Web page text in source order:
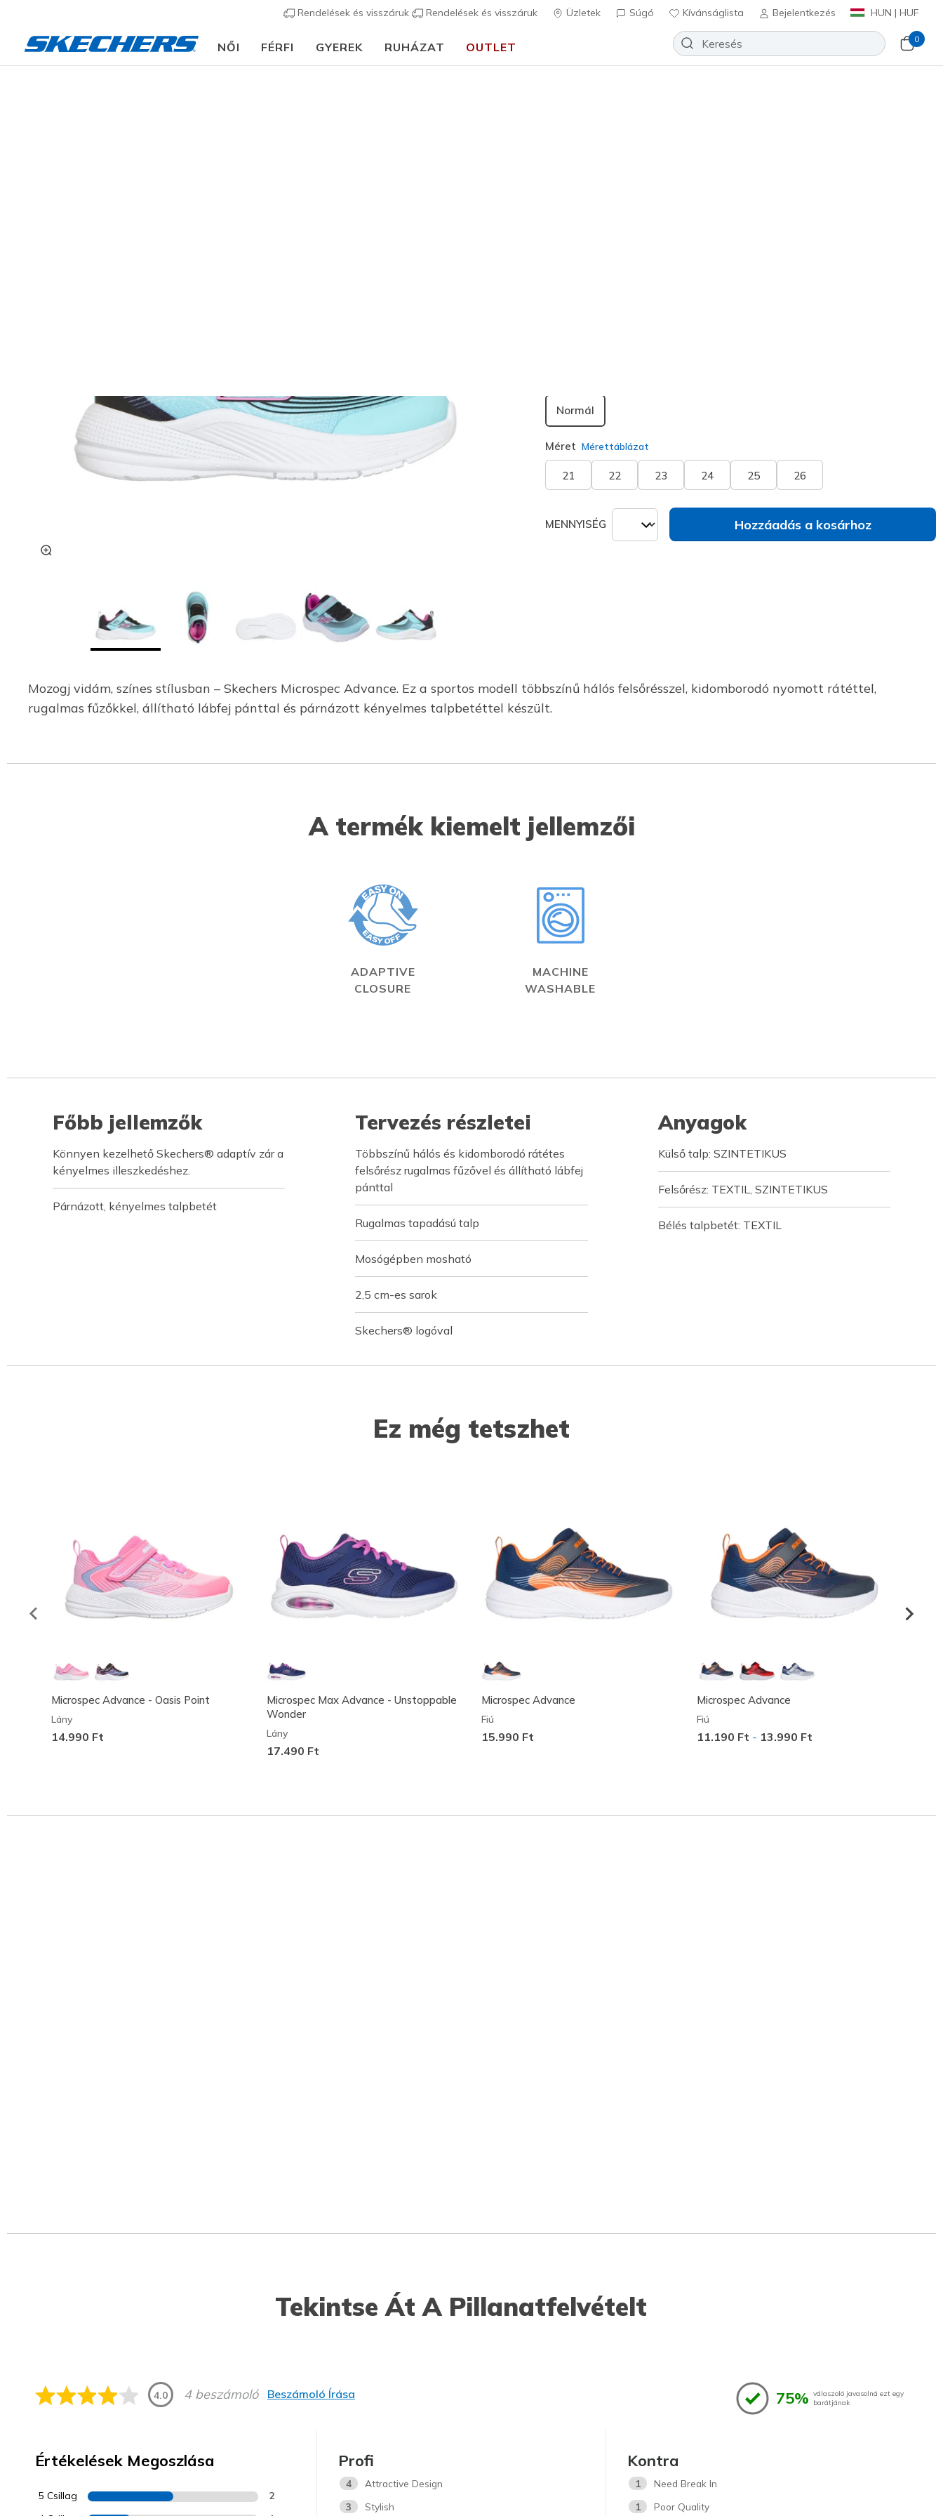
Rendelések és visszáruk Rendelések és visszáruk Üzletek Súgó Kívánságlista Bejelentkezés HUN | HUF
NŐI FÉRFI GYEREK RUHÁZAT OUTLET
0
Normál
Méret Mérettáblázat
21 22 23 24 25 26
MENNYISÉG Hozzáadás a kosárhoz
Mozogj vidám, színes stílusban – Skechers Microspec Advance. Ez a sportos modell többszínű hálós felsőrésszel, kidomborodó nyomott rátéttel,
rugalmas fűzőkkel, állítható lábfej pánttal és párnázott kényelmes talpbetéttel készült.
A termék kiemelt jellemzői
ADAPTIVE
CLOSURE
MACHINE
WASHABLE
Főbb jellemzők
Könnyen kezelhető Skechers® adaptív zár a
kényelmes illeszkedéshez.
Párnázott, kényelmes talpbetét
Tervezés részletei
Többszínű hálós és kidomborodó rátétes
felsőrész rugalmas fűzővel és állítható lábfej
pánttal
Rugalmas tapadású talp
Mosógépben mosható
2,5 cm-es sarok
Skechers® logóval
Anyagok
Külső talp: SZINTETIKUS
Felsőrész: TEXTIL, SZINTETIKUS
Bélés talpbetét: TEXTIL
Ez még tetszhet
Microspec Advance - Oasis Point
Lány
14.990 Ft
Microspec Max Advance - Unstoppable
Wonder
Lány
17.490 Ft
Microspec Advance
Fiú
15.990 Ft
Microspec Advance
Fiú
11.190 Ft - 13.990 Ft
Tekintse Át A Pillanatfelvételt
4.0 4 beszámoló Beszámoló Írása 75% válaszoló javasolná ezt egy
barátjának
Értékelések Megoszlása
5 Csillag 2
Profi
4
Attractive Design
3
Stylish
Kontra
1
Need Break In
1
Poor Quality